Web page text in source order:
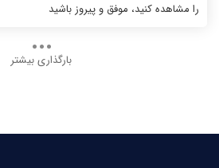
را مشاهده کنید، موفق و پیروز باشید
بارگذاری بیشتر